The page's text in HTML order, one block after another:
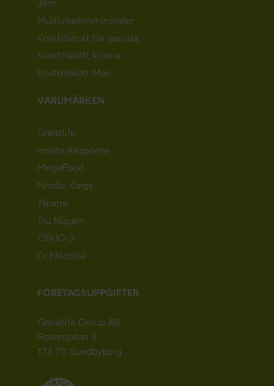
Järn
Multivitaminmineraler
Kosttillskott för gravida
Kosttillskott kvinna
Kosttillskott Man
VARUMÄRKEN
Greatlife
Innate Response
MegaFood
Nordic Kings
Thorne
Tru Niagen
ESKIO-3
Dr Mercola
FÖRETAGSUPPGIFTER
Greatlife Group AB
Rosengatan 8
172 70 Sundbyberg